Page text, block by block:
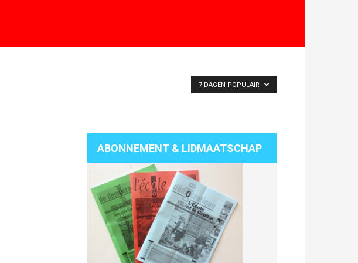
7 DAGEN POPULAIR
ABONNEMENT & LIDMAATSCHAP